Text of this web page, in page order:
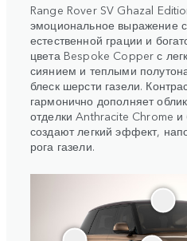
Range Rover SV Ghazal
эмоциональное выражение
естественной грации и
цвета Bespoke Copper с
сиянием и теплыми
блеск шерсти газели.
гармонично дополняет
отделки Anthracite Chrome и
создают легкий эффект,
рога газели.